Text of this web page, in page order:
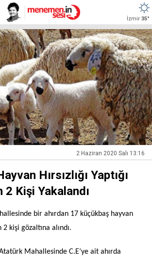
İzmir 35°
2 Haziran 2020 Salı 13:16
Hırsızlığı Yaptığı
2 Kişi Yakalandı
bir ahırdan 17 küçükbaş hayvan
kişi gözaltına alındı.
Mahallesinde C.E‘ye ait ahırda